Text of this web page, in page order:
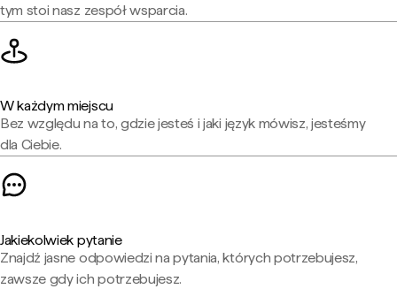
tym stoi nasz zespół wsparcia.
W każdym miejscu
Bez względu na to, gdzie jesteś i jaki język mówisz, jesteśmy
dla Ciebie.
Jakiekolwiek pytanie
Znajdź jasne odpowiedzi na pytania, których potrzebujesz,
zawsze gdy ich potrzebujesz.